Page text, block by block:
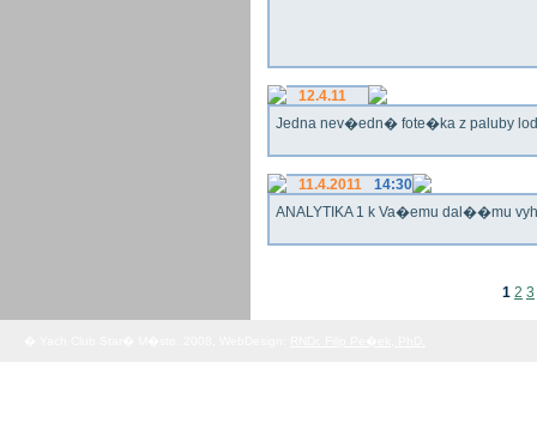
12.4.11
Jedna nev�edn� fote�ka z paluby
11.4.2011
14:30
ANALYTIKA 1 k Va�emu dal��mu
1 2 3